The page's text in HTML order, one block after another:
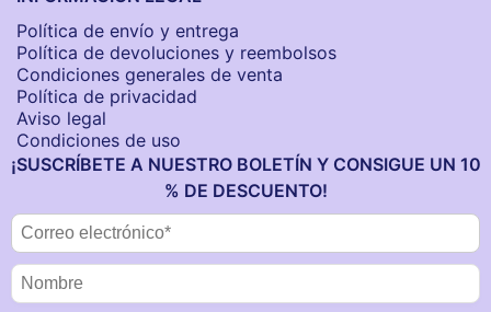
Política de envío y entrega
Política de devoluciones y reembolsos
Condiciones generales de venta
Política de privacidad
Aviso legal
Condiciones de uso
¡SUSCRÍBETE A NUESTRO BOLETÍN Y CONSIGUE UN 10
% DE DESCUENTO!